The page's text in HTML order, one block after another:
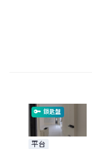
鎖匙盤
平台